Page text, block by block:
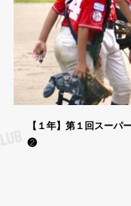
【１年】第１回スー
❷